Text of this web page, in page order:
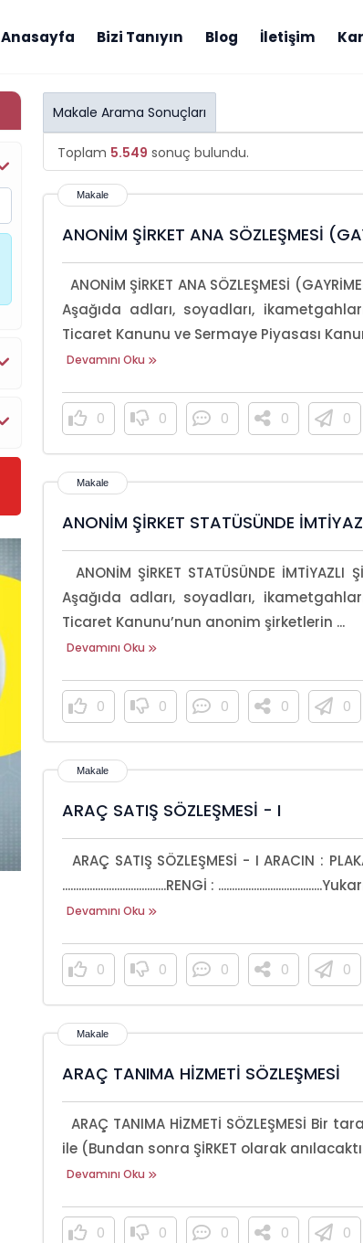
Anasayfa Bizi Tanıyın Blog İletişim
Makale Arama Sonuçları
Toplam 5.549 sonuç bulundu.
ANONİM ŞİRKET ANA SÖZLEŞMESİ
ANONİM ŞİRKET ANA SÖZLEŞMESİ
Aşağıda adları, soyadları,
Ticaret Kanunu ve Sermaye Piyasası
Devamını Oku
0 0 0 0 0
ANONİM ŞİRKET STATÜSÜNDE
ANONİM ŞİRKET STATÜSÜNDE İMTİYAZLI
Aşağıda adları, soyadları,
Ticaret Kanunu’nun anonim şirketlerin ...
Devamını Oku
0 0 0 0 0
ARAÇ SATIŞ SÖZLEŞMESİ - I
ARAÇ SATIŞ SÖZLEŞMESİ - I ARACIN : PLAKASI:
......................................RENGİ :
Devamını Oku
0 0 0 0 0
ARAÇ TANIMA HİZMETİ SÖZLEŞMESİ
ARAÇ TANIMA HİZMETİ SÖZLEŞMESİ
ile (Bundan sonra ŞİRKET olarak
Devamını Oku
0 0 0 0 0